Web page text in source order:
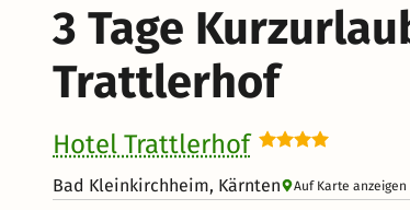
3 Tage
Trattlerhof
Hotel Trattlerhof
Bad Kleinkirchheim, Kärnten Auf Karte anzeigen